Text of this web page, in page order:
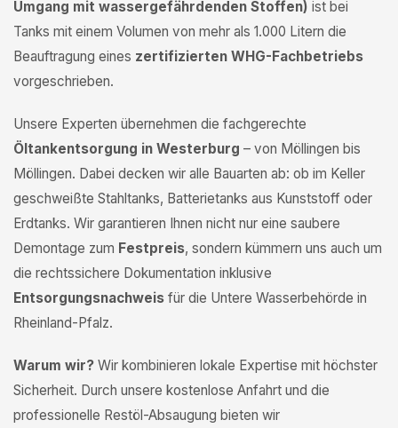
Umgang mit wassergefährdenden Stoffen) ist bei
Tanks mit einem Volumen von mehr als 1.000 Litern die
Beauftragung eines zertifizierten WHG-Fachbetriebs
vorgeschrieben.
Unsere Experten übernehmen die fachgerechte
Öltankentsorgung in Westerburg – von Möllingen bis
Möllingen. Dabei decken wir alle Bauarten ab: ob im Keller
geschweißte Stahltanks, Batterietanks aus Kunststoff oder
Erdtanks. Wir garantieren Ihnen nicht nur eine saubere
Demontage zum Festpreis, sondern kümmern uns auch um
die rechtssichere Dokumentation inklusive
Entsorgungsnachweis für die Untere Wasserbehörde in
Rheinland-Pfalz.
Warum wir? Wir kombinieren lokale Expertise mit höchster
Sicherheit. Durch unsere kostenlose Anfahrt und die
professionelle Restöl-Absaugung bieten wir